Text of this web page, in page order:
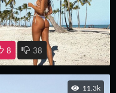
8 38
11.3k